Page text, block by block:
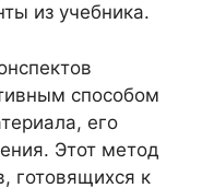
из учебника.
способом
его
Этот метод
готовящихся к